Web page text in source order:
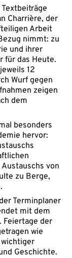
Charrière, der
Arbeit
nimmt: zu
und ihrer
für das Heute.
12
Wurf gegen
zeigen
dem
besonders
hervor:
von
zu Berge,
Terminplaner
mit dem
der
wie
Geschichte.